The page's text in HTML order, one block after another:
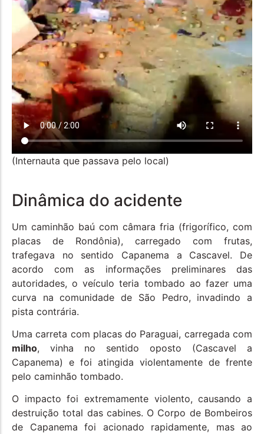
(Internauta que passava pelo local)
Dinâmica do acidente
Um caminhão baú com câmara fria (frigorífico, com
placas de Rondônia), carregado com frutas,
trafegava no sentido Capanema a Cascavel. De
acordo com as informações preliminares das
autoridades, o veículo teria tombado ao fazer uma
curva na comunidade de São Pedro, invadindo a
pista contrária.
Uma carreta com placas do Paraguai, carregada com
milho, vinha no sentido oposto (Cascavel a
Capanema) e foi atingida violentamente de frente
pelo caminhão tombado.
O impacto foi extremamente violento, causando a
destruição total das cabines. O Corpo de Bombeiros
de Capanema foi acionado rapidamente, mas ao